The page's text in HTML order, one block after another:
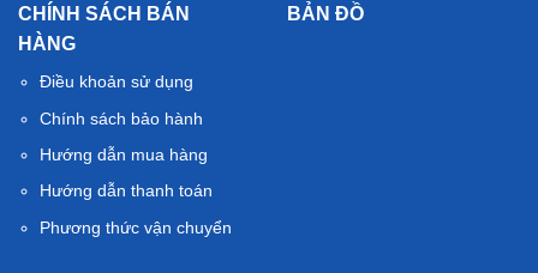
CHÍNH SÁCH BÁN
HÀNG
Điều khoản sử dụng
Chính sách bảo hành
Hướng dẫn mua hàng
Hướng dẫn thanh toán
Phương thức vận chuyển
BẢN ĐỒ